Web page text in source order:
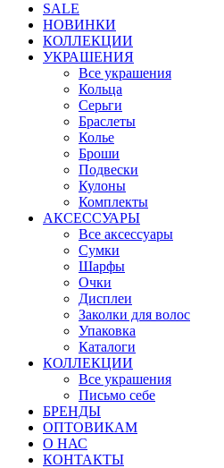
SALE
НОВИНКИ
КОЛЛЕКЦИИ
УКРАШЕНИЯ
Все украшения
Кольца
Серьги
Браслеты
Колье
Броши
Подвески
Кулоны
Комплекты
АКСЕССУАРЫ
Все аксессуары
Сумки
Шарфы
Очки
Дисплеи
Заколки для волос
Упаковка
Каталоги
КОЛЛЕКЦИИ
Все украшения
Письмо себе
БРЕНДЫ
ОПТОВИКАМ
О НАС
КОНТАКТЫ